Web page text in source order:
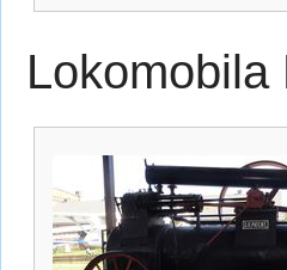
Lokomobila